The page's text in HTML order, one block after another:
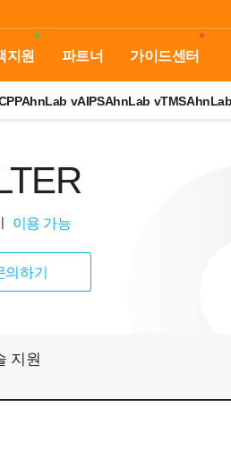
지원 파트너 가이드센터
AhnLab vAIPSAhnLab vTMS
이용 가능
의하기
지원